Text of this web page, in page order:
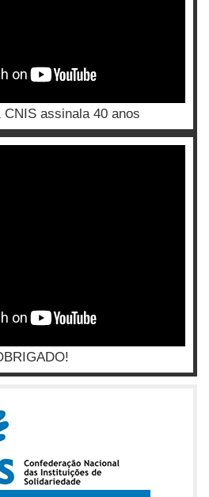
CNIS assinala 40 anos